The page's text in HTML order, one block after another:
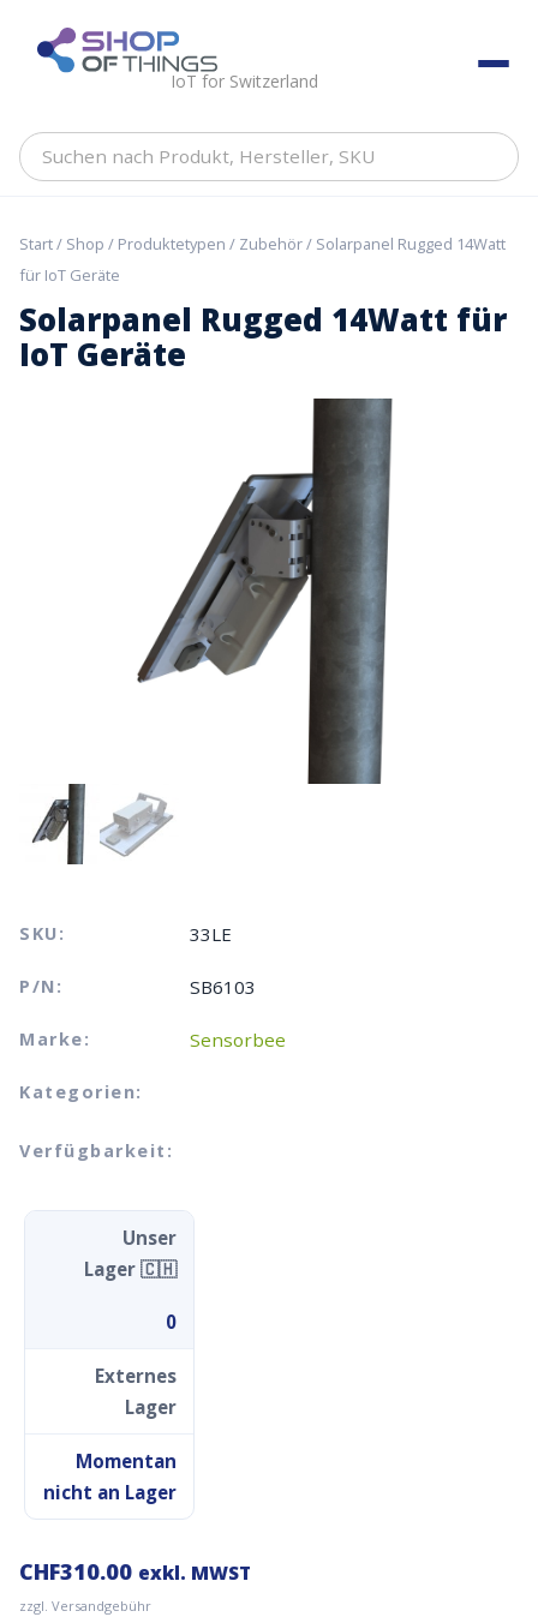
content ShopOfThings
IoT for Switzerland
Suchen
Hersteller,
Start/ Shop / Produktetypen / Zubehör/ Solarpanel Rugged 14Watt
für IoT Geräte
Solarpanel Rugged 14Watt für
IoT Geräte
SKU: 33LE
P/N: SB6103
Marke: Sensorbee
Kategorien:
Verfügbarkeit:
Unser
Lager 🇨🇭
0
Externes
Lager
Momentan
nicht an Lager
CHF310.00 exkl. MWST
zzgl. Versandgebühr